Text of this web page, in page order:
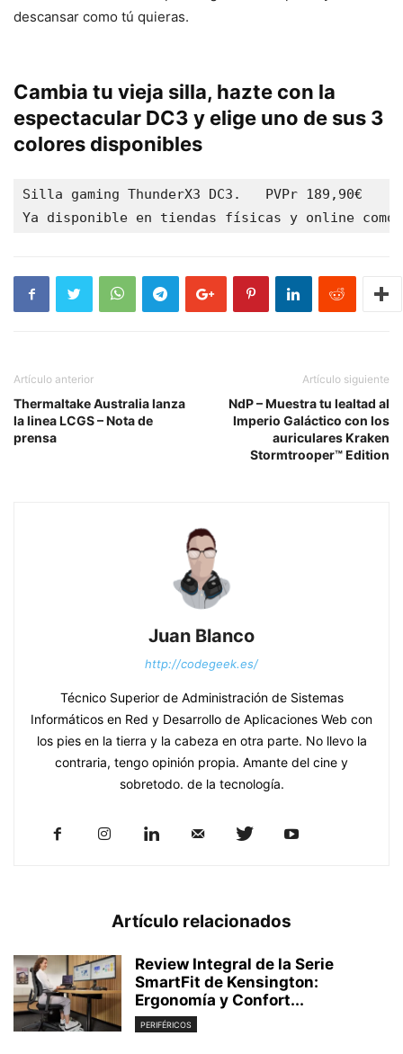
descansar como tú quieras.
Cambia tu vieja silla, hazte con la
espectacular DC3 y elige uno de sus 3
colores disponibles
Silla gaming ThunderX3 DC3.   PVPr 189,90€
Ya disponible en tiendas físicas y online como
Artículo anterior
Thermaltake Australia lanza
la linea LCGS – Nota de
prensa
Artículo siguiente
NdP – Muestra tu lealtad al
Imperio Galáctico con los
auriculares Kraken
Stormtrooper™ Edition
Juan Blanco
http://codegeek.es/
Técnico Superior de Administración de Sistemas
Informáticos en Red y Desarrollo de Aplicaciones Web con
los pies en la tierra y la cabeza en otra parte. No llevo la
contraria, tengo opinión propia. Amante del cine y
sobretodo. de la tecnología.
Artículo relacionados
Review Integral de la Serie
SmartFit de Kensington:
Ergonomía y Confort...
PERIFÉRICOS